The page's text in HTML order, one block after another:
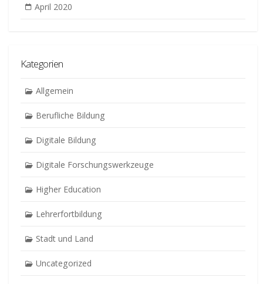
April 2020
Kategorien
Allgemein
Berufliche Bildung
Digitale Bildung
Digitale Forschungswerkzeuge
Higher Education
Lehrerfortbildung
Stadt und Land
Uncategorized